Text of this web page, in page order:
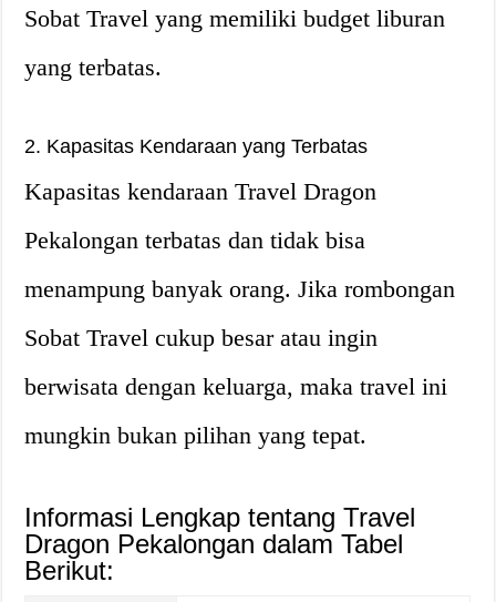
Sobat Travel yang memiliki budget liburan
yang terbatas.
2. Kapasitas Kendaraan yang Terbatas
Kapasitas kendaraan Travel Dragon
Pekalongan terbatas dan tidak bisa
menampung banyak orang. Jika rombongan
Sobat Travel cukup besar atau ingin
berwisata dengan keluarga, maka travel ini
mungkin bukan pilihan yang tepat.
Informasi Lengkap tentang Travel
Dragon Pekalongan dalam Tabel
Berikut: